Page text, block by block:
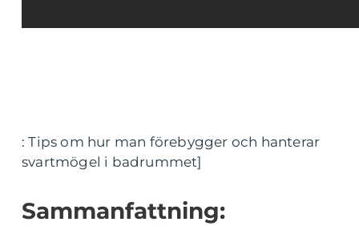
: Tips om hur man förebygger och hanterar
svartmögel i badrummet]
Sammanfattning: